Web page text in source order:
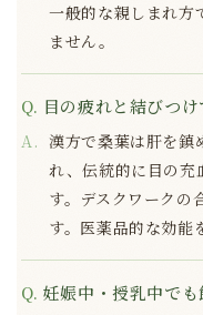
一般的な親しまれ方
ません。
目の疲れと結びつ
漢方で桑葉は肝を鎮
れ、伝統的に目の充
す。デスクワークの
す。医薬品的な効能
妊娠中・授乳中でも